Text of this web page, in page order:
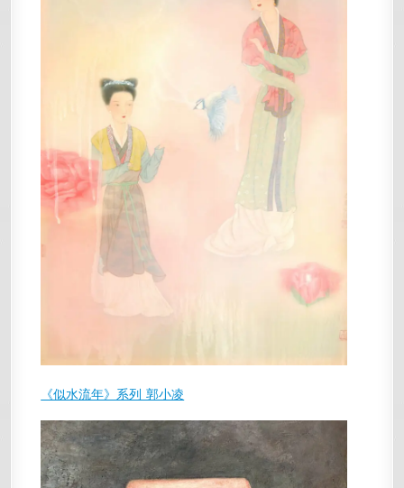
《似水流年》系列 郭小凌